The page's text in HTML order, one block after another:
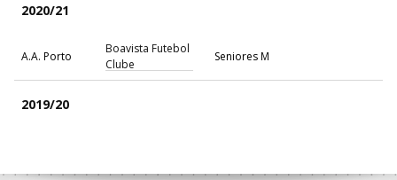
2020/21
A.A. Porto
Boavista Futebol
Clube
Seniores M
2019/20